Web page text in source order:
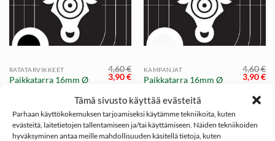
Tämä sivusto käyttää evästeitä
Parhaan käyttökokemuksen tarjoamiseksi käytämme tekniikoita, kuten
evästeitä, laitetietojen tallentamiseen ja/tai käyttämiseen. Näiden tekniikoiden
hyväksyminen antaa meille mahdollisuuden käsitellä tietoja, kuten
RATATARVIKKEET
Paikkatarra 16mm Ø
4,60€
Alkuperäinen
hinta
4,60 €.
3,90€Nykyinen
hinta
3,90 €.
KAMPANJAT
Paikkatarra 16mm Ø
Bullseye
4,60€
hinta
4,60 €.
3,90€